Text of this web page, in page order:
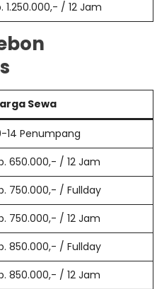
1.250.000,- / 12 Jam
Sewa
14 Penumpang
650.000,- / 12 Jam
750.000,- / Fullday
750.000,- / 12 Jam
850.000,- / Fullday
850.000,- / 12 Jam